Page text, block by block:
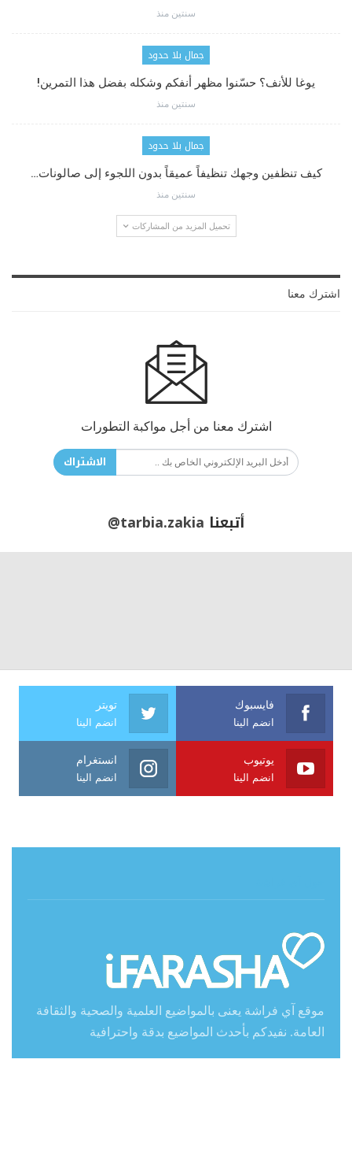
سنتين منذ
جمال بلا حدود
يوغا للأنف؟ حسّنوا مظهر أنفكم وشكله بفضل هذا التمرين!
سنتين منذ
جمال بلا حدود
كيف تنظفين وجهك تنظيفاً عميقاً بدون اللجوء إلى صالونات…
سنتين منذ
تحميل المزيد من المشاركات
اشترك معنا
اشترك معنا من أجل مواكبة التطورات
الاشتراك
أتبعنا @tarbia.zakia
فايسبوك
انضم الينا
تويتر
انضم الينا
يوتيوب
انضم الينا
انستغرام
انضم الينا
موقع آي فراشة يعنى بالمواضيع العلمية والصحية والثقافة
العامة. نفيدكم بأحدث المواضيع بدقة واحترافية